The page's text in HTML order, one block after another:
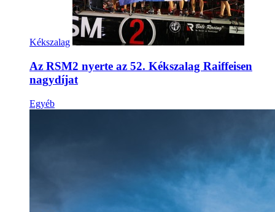
Kékszalag
Az RSM2 nyerte az 52. Kékszalag Raiffeisen
nagydíjat
Egyéb